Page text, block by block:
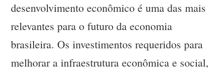
desenvolvimento econômico é uma das mais
relevantes para o futuro da economia
brasileira. Os investimentos requeridos para
melhorar a infraestrutura econômica e social,